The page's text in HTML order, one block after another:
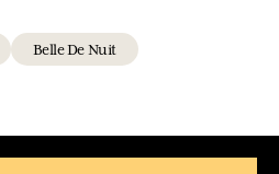
Belle De Nuit